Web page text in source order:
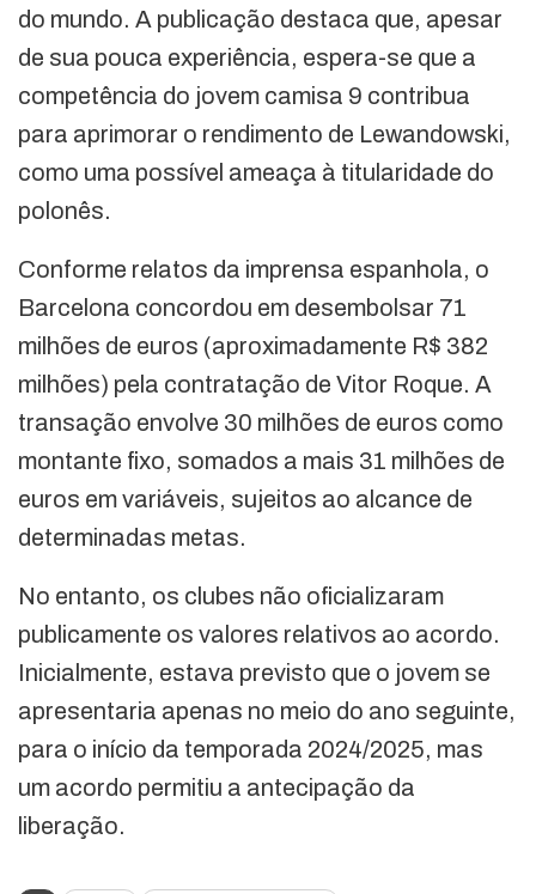
do mundo. A publicação destaca que, apesar
de sua pouca experiência, espera-se que a
competência do jovem camisa 9 contribua
para aprimorar o rendimento de Lewandowski,
como uma possível ameaça à titularidade do
polonês.
Conforme relatos da imprensa espanhola, o
Barcelona concordou em desembolsar 71
milhões de euros (aproximadamente R$ 382
milhões) pela contratação de Vitor Roque. A
transação envolve 30 milhões de euros como
montante fixo, somados a mais 31 milhões de
euros em variáveis, sujeitos ao alcance de
determinadas metas.
No entanto, os clubes não oficializaram
publicamente os valores relativos ao acordo.
Inicialmente, estava previsto que o jovem se
apresentaria apenas no meio do ano seguinte,
para o início da temporada 2024/2025, mas
um acordo permitiu a antecipação da
liberação.